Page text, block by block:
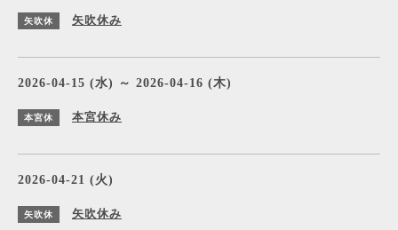
矢吹休 矢吹休み
2026-04-15 (水) ～ 2026-04-16 (木)
本宮休 本宮休み
2026-04-21 (火)
矢吹休 矢吹休み